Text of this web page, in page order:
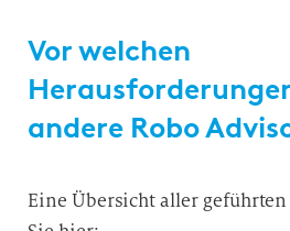
Vor welchen
andere Robo
Eine Übersicht aller